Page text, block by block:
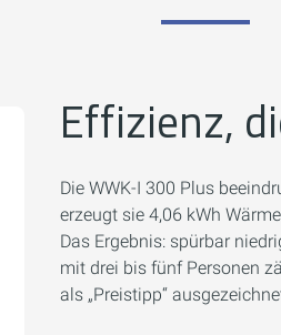
Effizienz,
Die WWK-I 300 Plus
erzeugt sie 4,06 kWh
Das Ergebnis: spürbar
mit drei bis fünf Personen
als „Preistipp“